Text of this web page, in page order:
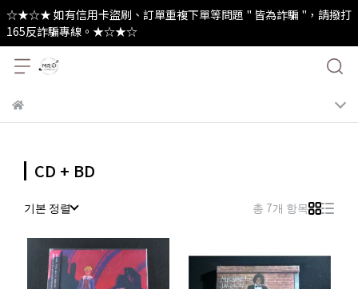
☆★☆★ 如有信用卡盜刷、訂單重複下單等問題 " 皆為詐騙 "，請撥打
165反詐騙專線。★☆★☆
CD + BD
기본 정렬 총 7개 항목